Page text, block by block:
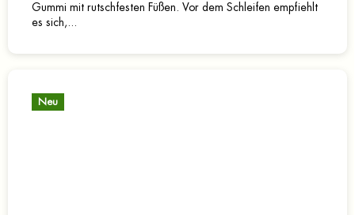
Gummi mit rutschfesten Füßen. Vor dem Schleifen empfiehlt
es sich,...
Neu